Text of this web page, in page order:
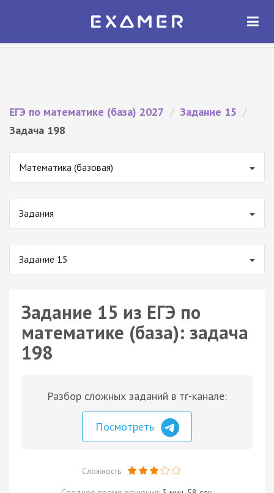
Экзамер — ЕГЭ 2027
ОТКРЫТЬ
ЕГЭ по математике (база) 2027 / Задание 15 /
Задача 198
Математика (базовая)
Задания
Задание 15
Задание 15 из ЕГЭ по
математике (база): задача
198
Разбор сложных заданий в тг-канале:
Посмотреть
Сложность: